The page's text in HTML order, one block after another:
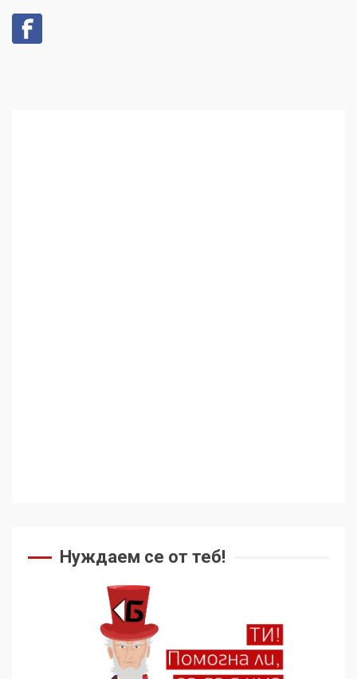
Нуждаем се от теб!
136 страни в ООН
подкрепиха Куба, България
избра да е сред 30
„въздържали се“